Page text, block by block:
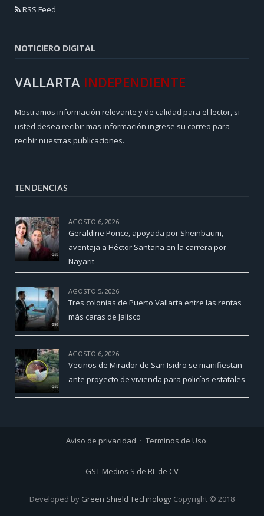
RSS Feed
NOTICIERO DIGITAL
VALLARTA INDEPENDIENTE
Mostramos información relevante y de calidad para el lector, si
usted desea recibir mas información ingrese su correo para
recibir nuestras publicaciones.
TENDENCIAS
AGOSTO 6, 2026
Geraldine Ponce, apoyada por Sheinbaum,
aventaja a Héctor Santana en la carrera por
Nayarit
AGOSTO 5, 2026
Tres colonias de Puerto Vallarta entre las rentas
más caras de Jalisco
AGOSTO 6, 2026
Vecinos de Mirador de San Isidro se manifiestan
ante proyecto de vivienda para policías estatales
Aviso de privacidad Terminos de Uso
GST Medios S de RL de CV
Developed by Green Shield Technology Copyright © 2018